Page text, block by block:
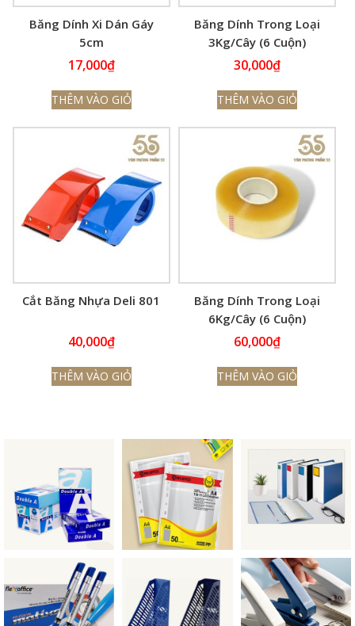
Băng Dính Xi Dán Gáy
5cm
17,000₫
THÊM VÀO GIỎ
Băng Dính Trong Loại
3Kg/Cây (6 Cuộn)
30,000₫
THÊM VÀO GIỎ
Cắt Băng Nhựa Deli 801
40,000₫
THÊM VÀO GIỎ
Băng Dính Trong Loại
6Kg/Cây (6 Cuộn)
60,000₫
THÊM VÀO GIỎ